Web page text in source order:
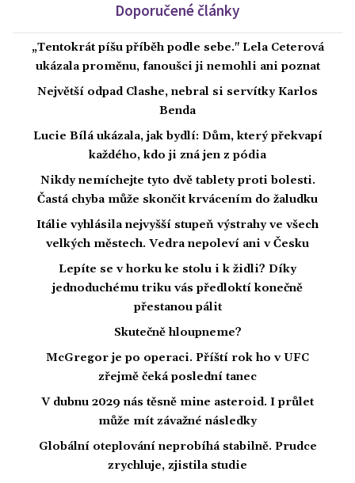
Doporučené články
„Tentokrát píšu příběh podle sebe." Lela Ceterová
ukázala proměnu, fanoušci ji nemohli ani poznat
Největší odpad Clashe, nebral si servítky Karlos
Benda
Lucie Bílá ukázala, jak bydlí: Dům, který překvapí
každého, kdo ji zná jen z pódia
Nikdy nemíchejte tyto dvě tablety proti bolesti.
Častá chyba může skončit krvácením do žaludku
Itálie vyhlásila nejvyšší stupeň výstrahy ve všech
velkých městech. Vedra nepoleví ani v Česku
Lepíte se v horku ke stolu i k židli? Díky
jednoduchému triku vás předloktí konečně
přestanou pálit
Skutečně hloupneme?
McGregor je po operaci. Příští rok ho v UFC
zřejmě čeká poslední tanec
V dubnu 2029 nás těsně mine asteroid. I průlet
může mít závažné následky
Globální oteplování neprobíhá stabilně. Prudce
zrychluje, zjistila studie